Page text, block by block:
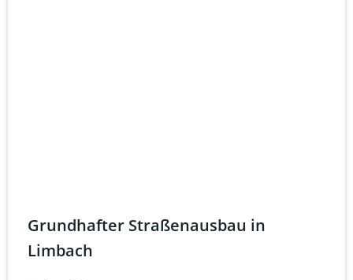
Grundhafter Straßenausbau in
Limbach